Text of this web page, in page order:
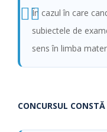
În cazul în care
subiectele de
sens în limba
CONCURSUL